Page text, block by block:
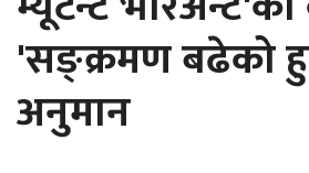
'सङ्क्रमण बढेको
अनुमान